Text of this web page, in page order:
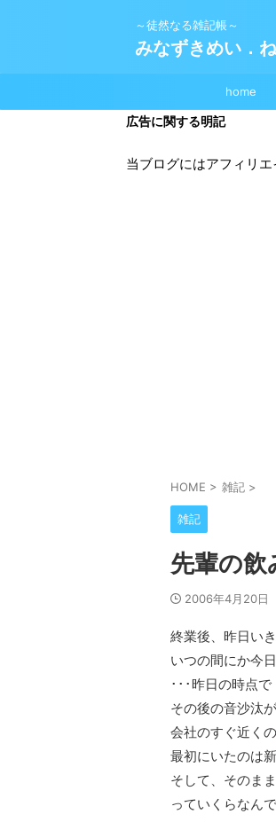
～徒然なる雑記帳～
みなずきめい．
home
広告に関する明記
当ブログにはアフィリエ
HOME > 雑記 >
雑記
先輩の飲
2006年4月20日
終業後、昨日い
いつの間にか今
･･･昨日の時点
その後の音沙汰
会社のすぐ近くの
最初にいたのは
そして、そのま
っていくらなん